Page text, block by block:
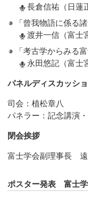
長倉信祐（日蓮
「曾我物語に係る
渡井一信（富士
「考古学からみる
永田悠記（富士
パネルディスカッシ
司会：植松章八
パネラー：記念講演
閉会挨拶
富士学会副理事長
ポスター発表 富士